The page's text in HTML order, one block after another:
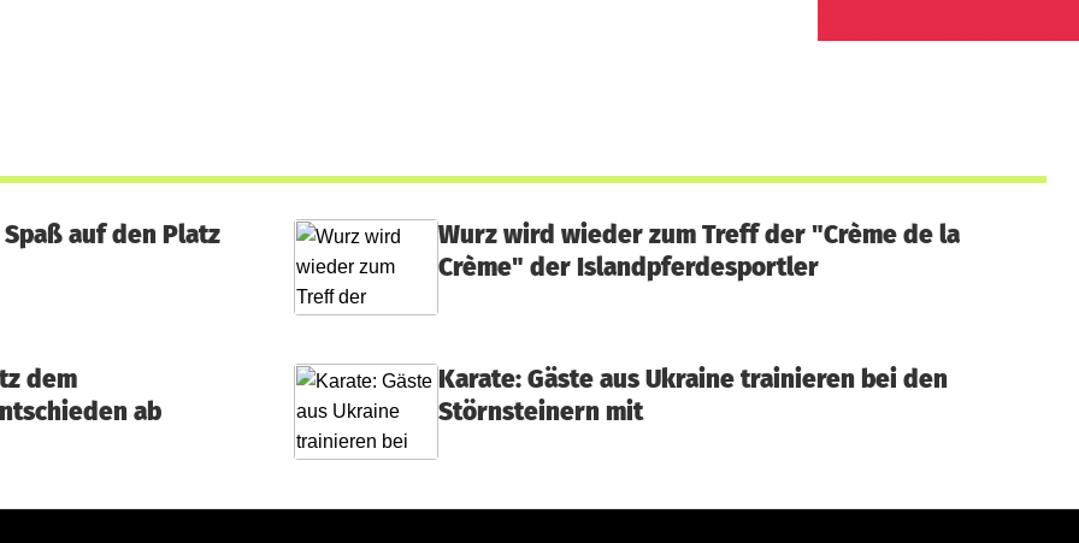
auf den Platz
Wurz wird wieder zum Treff der "Crème de la
Crème" der Islandpferdesportler
dem
ab
Karate: Gäste aus Ukraine trainieren bei den
Störnsteinern mit